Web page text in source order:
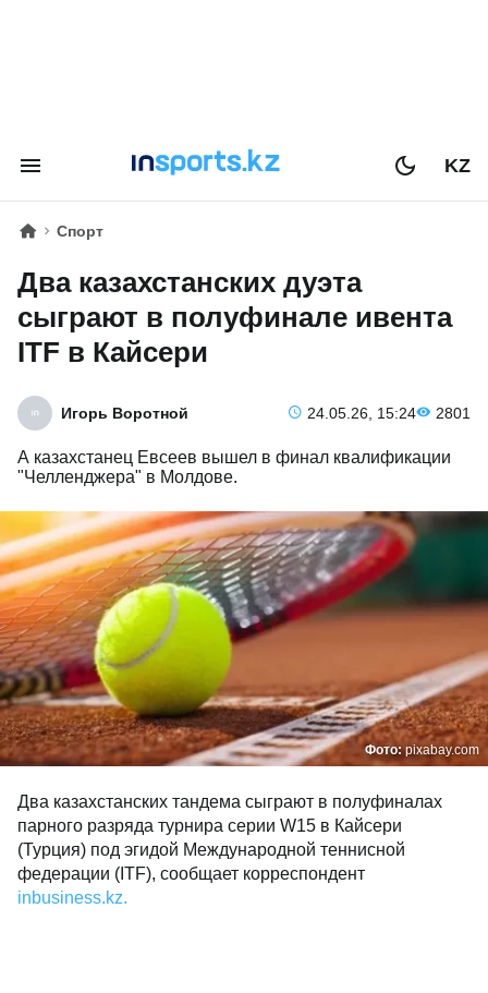
KZ
Спорт
Два казахстанских дуэта
сыграют в полуфинале ивента
ITF в Кайсери
Игорь Воротной 24.05.26, 15:24 2801
А казахстанец Евсеев вышел в финал квалификации
"Челленджера" в Молдове.
Фото:pixabay.com
Два казахстанских тандема сыграют в полуфиналах
парного разряда турнира серии W15 в Кайсери
(Турция) под эгидой Международной теннисной
федерации (ITF), сообщает корреспондент
inbusiness.kz.